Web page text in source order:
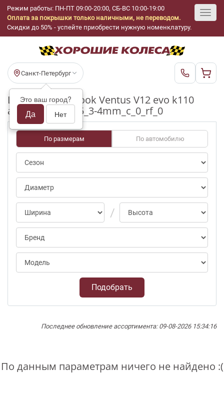
Режим работы: ПН-ПТ 09:00-20:00, СБ-ВС 10:00-19:00
Оплата за покрышки только наличными, не переводом.
Скидки до 50% - успейте приобрести нужную номенклатуру.
Санкт-Петербург
Это ваш город?
Да Нет
Шины бу Hankook Ventus V12 evo k110
ap/0 R16_205_55_3-4mm_c_0_rf_0
По размерам По автомобилю
Подобрать
Последнее обновление ассортимента: 09-08-2026 15:34:16
По данным параметрам ничего не найдено :(